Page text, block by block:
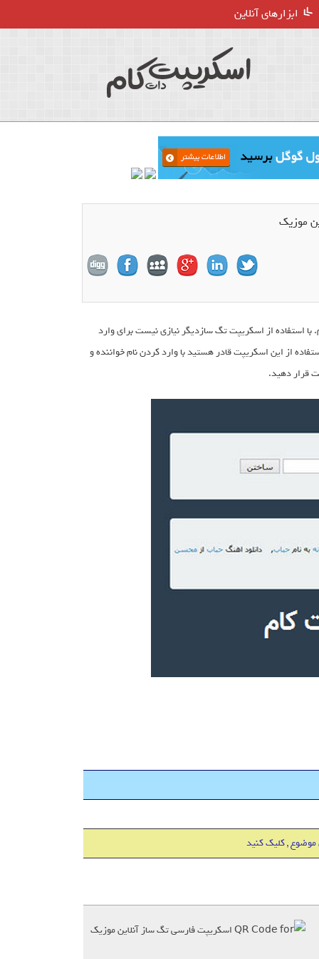
ابزارهای آنلاین
موزیک
استفاده از اسکریپت تگ سازدیگر نیازی نیست برای وارد
از این اسکریپت قادر هستید با وارد کردن نام خواننده و
قرار دهید.
موضوع , کلیک کنید